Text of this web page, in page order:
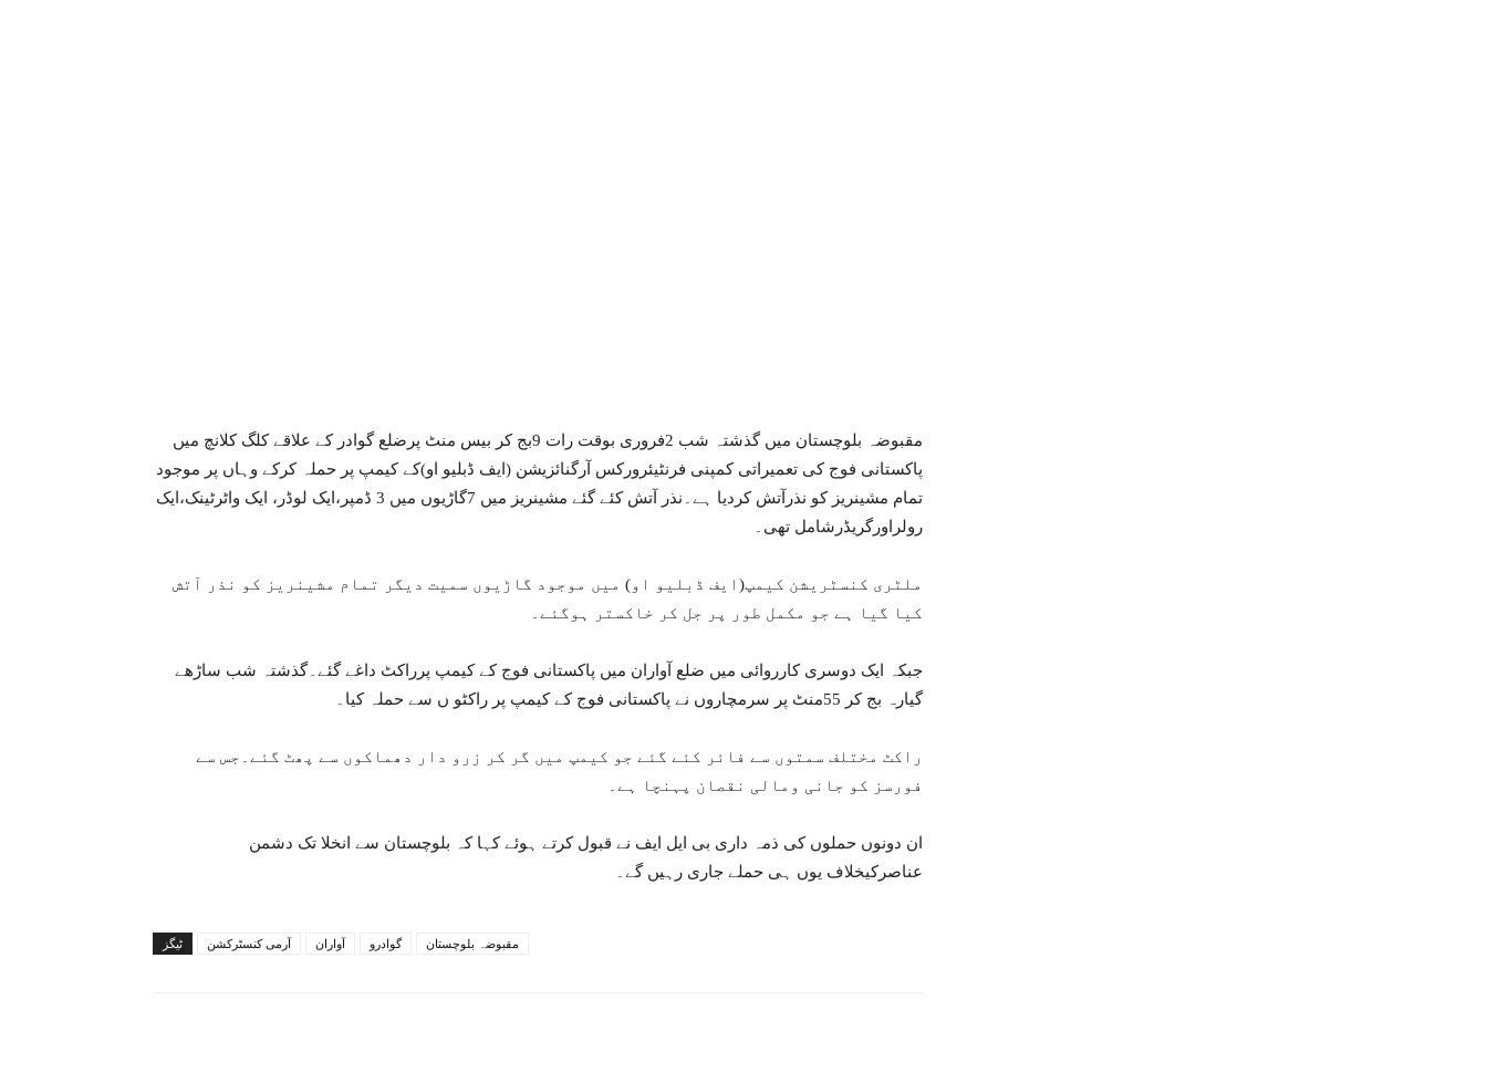
مقبوضہ بلوچستان میں گذشتہ شب 2فروری بوقت رات 9بج کر بیس منٹ پرضلع گوادر کے علاقے کلگ کلانچ میں
پاکستانی فوج کی تعمیراتی کمپنی فرنٹیئرورکس آرگنائزیشن (ایف ڈبلیو او)کے کیمپ پر حملہ کرکے وہاں پر موجود
تمام مشینریز کو نذرآتش کردیا ہے۔نذر آتش کئے گئے مشینریز میں 7گاڑیوں میں 3 ڈمپر،ایک لوڈر، ایک واٹرٹینک،ایک
رولراورگریڈرشامل تھی۔
ملٹری کنسٹریشن کیمپ(ایف ڈبلیو او) میں موجود گاڑیوں سمیت دیگر تمام مشینریز کو نذر آتش
کیا گیا ہے جو مکمل طور پر جل کر خاکستر ہوگئے۔
جبکہ ایک دوسری کارروائی میں ضلع آواران میں پاکستانی فوج کے کیمپ پرراکٹ داغے گئے۔گذشتہ شب ساڑھے
گیارہ بج کر 55منٹ پر سرمچاروں نے پاکستانی فوج کے کیمپ پر راکٹو ں سے حملہ کیا۔
راکٹ مختلف سمتوں سے فائر کئے گئے جو کیمپ میں گر کر زرو دار دھماکوں سے پھٹ گئے۔جس سے
فورسز کو جانی ومالی نقصان پہنچا ہے۔
ان دونوں حملوں کی ذمہ داری بی ایل ایف نے قبول کرتے ہوئے کہا کہ بلوچستان سے انخلا تک دشمن
عناصرکیخلاف یوں ہی حملے جاری رہیں گے۔
ٹیگز آرمی کنسٹرکشن آواران گوادرو مقبوضہ بلوچستان